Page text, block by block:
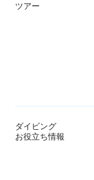
ツアー
ダイビング
お役立ち情報